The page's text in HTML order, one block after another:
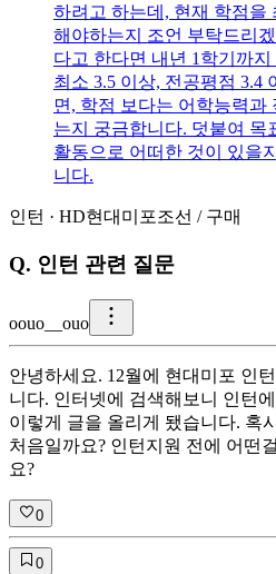
하려고 하는데, 현재 학점을
해야하는지 조언 부탁드리
다고 한다면 내년 1학기까
최소 3.5 이상, 전공평점 3.4
면, 학점 보다는 어학능력
는지 궁금합니다. 덧붙여 목
활동으로 어떠한 것이 있을
니다.
인턴 · HD현대미포조선 / 구매
Q. 인턴 관련 질문
oouo__ouo
안녕하세요. 12월에 현대미포 인
니다. 인터넷에 검색해보니 인턴
이렇게 글을 올리게 됐습니다. 혹
처음일까요? 인턴지원 전에 어떤
요?
0
0